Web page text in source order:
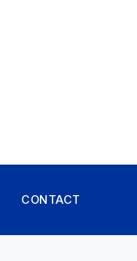
CONTACT